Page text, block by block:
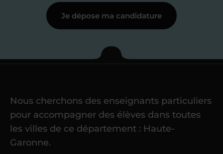
Étape 3
Je commence mes
Une fois ma candidature validée,mon
référent me confie mes premiers
élèves dans un délai de 6 jours
maximum
Je dépose ma candidature
Nous cherchons des enseignants particuliers
pour accompagner des élèves dans toutes
les villes de ce département : Haute-
Garonne.